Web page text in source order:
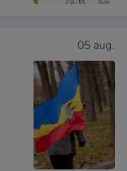
05 aug.